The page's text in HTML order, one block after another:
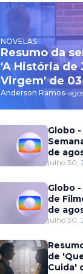
NOVELAS
Resumo da
'A História de
Virgem' de
agosto
Anderson Ramos-
Globo
de
julho 30,
Globo
de
de
julho 30,
de
Cuida'